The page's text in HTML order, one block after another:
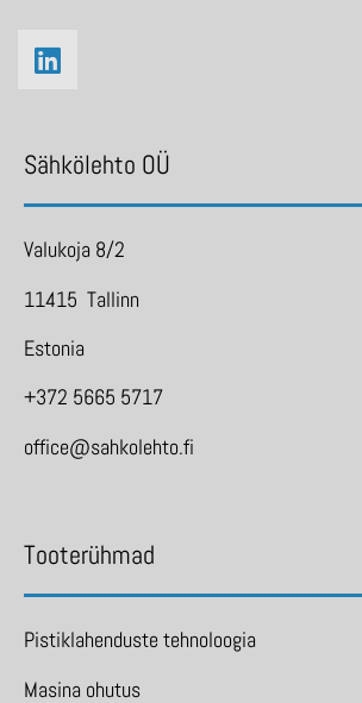
Sähkölehto OÜ
Valukoja 8/2
11415 Tallinn
Estonia
+372 5665 5717
office@sahkolehto.fi
Tooterühmad
Pistiklahenduste tehnoloogia
Masina ohutus